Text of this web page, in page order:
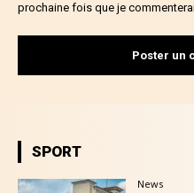
prochaine fois que je
SPORT
News